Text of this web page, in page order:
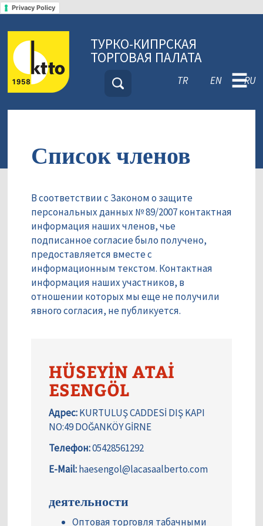
Privacy Policy
ТУРКО-КИПРСКАЯ
ТОРГОВАЯ ПАЛАТА
TR EN RU
☰
Список членов
В соответствии с Законом о защите
персональных данных № 89/2007 контактная
информация наших членов, чье
подписанное согласие было получено,
предоставляется вместе с
информационным текстом. Контактная
информация наших участников, в
отношении которых мы еще не получили
явного согласия, не публикуется.
HÜSEYİN ATAİ
ESENGÖL
Адрес:KURTULUŞ CADDESİ DIŞ KAPI
NO:49 DOĞANKÖY GİRNE
Телефон:05428561292
E-Mail:haesengol@lacasaalberto.com
деятельности
Оптовая торговля табачными